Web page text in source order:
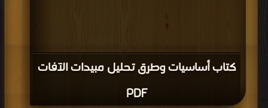
كتاب أساسيات وطرق تحليل مبيدات الآفات
PDF